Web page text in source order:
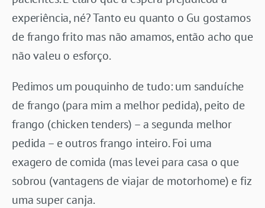
experiência, né? Tanto eu quanto o Gu gostamos
de frango frito mas não amamos, então acho que
não valeu o esforço.
Pedimos um pouquinho de tudo: um sanduíche
de frango (para mim a melhor pedida), peito de
frango (chicken tenders) – a segunda melhor
pedida – e outros frango inteiro. Foi uma
exagero de comida (mas levei para casa o que
sobrou (vantagens de viajar de motorhome) e fiz
uma super canja.